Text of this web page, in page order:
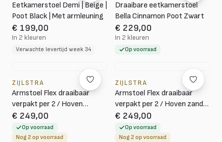
Eetkamerstoel Demi | Beige |
Poot Black | Met armleuning
€ 199,00
In 2 kleuren
Verwachte levertijd week 34
Draaibare eetkamerstoel
Bella Cinnamon Poot Zwart
€ 229,00
In 2 kleuren
Op voorraad
ZIJLSTRA
Armstoel Flex draaibaar
verpakt per 2 / Hoven
champagne-bruin
€ 249,00
Op voorraad
Nog 2 op voorraad
ZIJLSTRA
Armstoel Flex draaibaar
verpakt per 2 / Hoven zand-
bruin
€ 249,00
Op voorraad
Nog 2 op voorraad